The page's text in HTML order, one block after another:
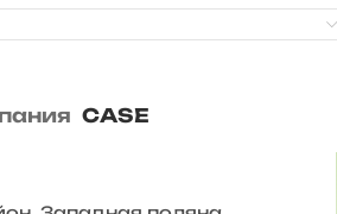
не просто мебелью для
модулей. Также есть
комплект новыми модулями в
CASE